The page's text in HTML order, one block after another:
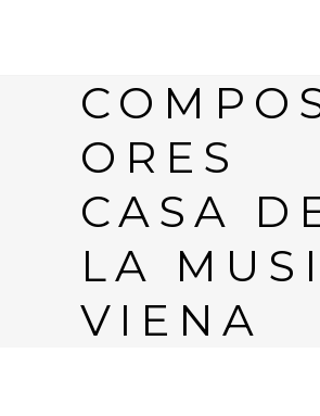
ORES
CASA
LA
VIENA